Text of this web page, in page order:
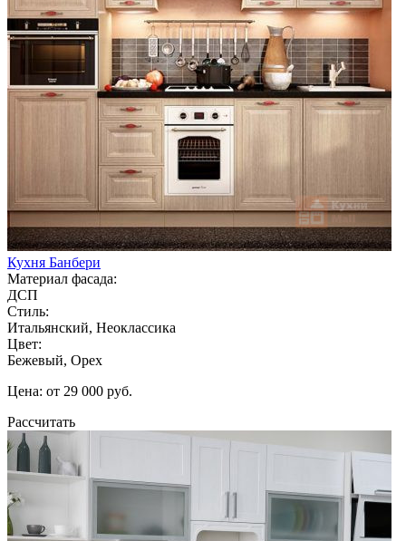
Кухня Банбери
Материал фасада:
ДСП
Стиль:
Итальянский, Неоклассика
Цвет:
Бежевый, Орех
Цена: от 29 000 руб.
Рассчитать